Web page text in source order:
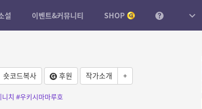
설 이벤트&커뮤니티 SHOP
숏코드복사 후원 작가소개 +
치 #우키시마마루호